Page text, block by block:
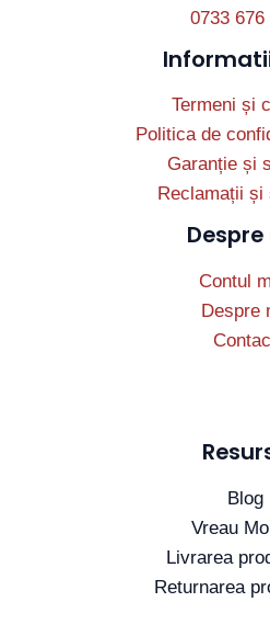
0733 676
Termeni și
Politica de
Garanție și
Reclamații și
Despre
Contul
Despre
Blog
Vreau
Livrarea
Returnarea